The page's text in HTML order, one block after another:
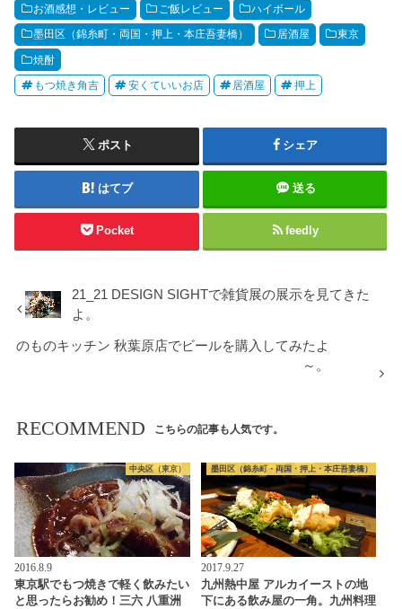
お酒感想・レビュー ご飯レビュー ハイボール
墨田区（錦糸町・両国・押上・本庄吾妻橋） 居酒屋 東京
焼酎
もつ焼き角吉 安くていいお店 居酒屋 押上
ポスト シェア
はてブ 送る
Pocket feedly
21_21 DESIGN SIGHTで雑貨展の展示を見てきた
よ。
のものキッチン 秋葉原店でビールを購入してみたよ
～。
RECOMMEND こちらの記事も人気です。
中央区（東京）
2016.8.9
東京駅でもつ焼きで軽く飲みたい
と思ったらお勧め！三六 八重洲
墨田区（錦糸町・両国・押上・本庄吾妻橋）
2017.9.27
九州熱中屋 アルカイーストの地
下にある飲み屋の一角。九州料理